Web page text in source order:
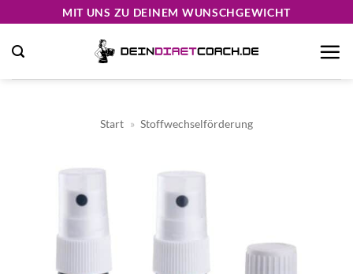
springen
MIT UNS ZU DEINEM WUNSCHGEWICHT
Start » Stoffwechselförderung